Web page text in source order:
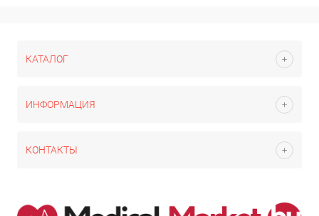
КАТАЛОГ
ИНФОРМАЦИЯ
КОНТАКТЫ